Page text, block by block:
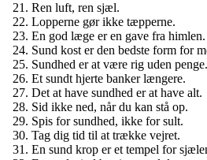
Ren luft, ren sjæl.
Lopperne gør ikke tæpperne.
En god læge er en gave fra himlen.
Sund kost er den bedste form for
Sundhed er at være rig uden penge.
Et sundt hjerte banker længere.
Det at have sundhed er at have alt.
Sid ikke ned, når du kan stå op.
Spis for sundhed, ikke for sult.
Tag dig tid til at trække vejret.
En sund krop er et tempel for